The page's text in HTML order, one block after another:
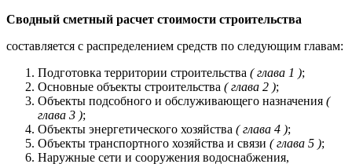
Сводный сметный расчет стоимости строительства
составляется с распределением средств по следующим главам:
Подготовка территории строительства ( глава 1 );
Основные объекты строительства ( глава 2 );
Объекты подсобного и обслуживающего назначения (
глава 3 );
Объекты энергетического хозяйства ( глава 4 );
Объекты транспортного хозяйства и связи ( глава 5 );
Наружные сети и сооружения водоснабжения,